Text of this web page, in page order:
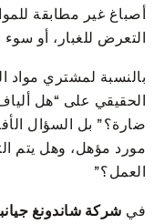
أصباغ غير مطابقة
التعرض للغبار، أو
بالنسبة لمشتري مواد
ضارة؟” بل السؤال
مورد مؤهل، وهل يتم
العمل؟”
في شركة شاندونغ